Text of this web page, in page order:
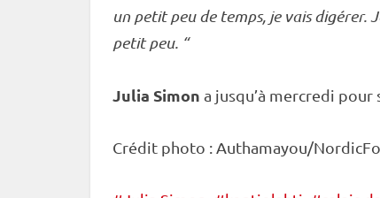
un petit peu de temps, je vais digérer.
petit peu. “
Julia Simon a jusqu’à mercredi
Crédit photo : Authamayou/